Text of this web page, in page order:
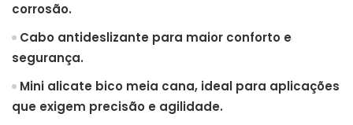
corrosão.
Cabo antideslizante para maior conforto e
segurança.
Mini alicate bico meia cana, ideal para aplicações
que exigem precisão e agilidade.